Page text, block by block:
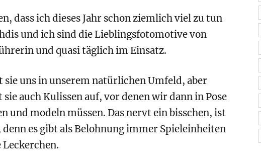
dass ich dieses Jahr schon ziemlich viel zu tun
und ich sind die Lieblingsfotomotive von
und quasi täglich im Einsatz.
sie uns in unserem natürlichen Umfeld, aber
auch Kulissen auf, vor denen wir dann in Pose
und modeln müssen. Das nervt ein bisschen, ist
denn es gibt als Belohnung immer Spieleinheiten
Leckerchen.